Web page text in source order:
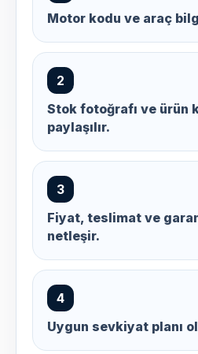
Motor kodu ve araç
2
Stok fotoğrafı ve ürün
paylaşılır.
3
Fiyat, teslimat ve
netleşir.
4
Uygun sevkiyat planı